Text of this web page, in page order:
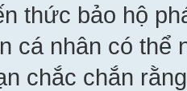
thức bảo hộ
cá nhân có thể
chắc chắn